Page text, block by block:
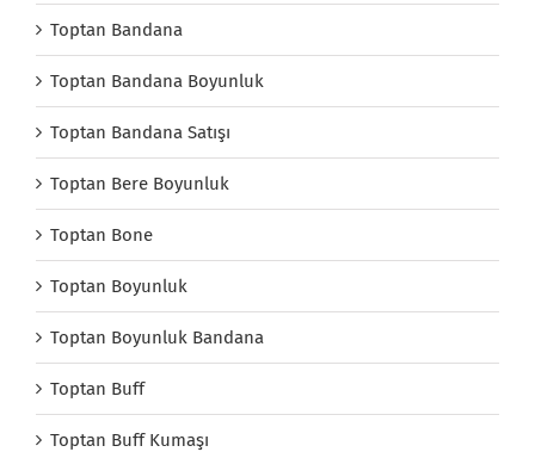
Toptan Bandana
Toptan Bandana Boyunluk
Toptan Bandana Satışı
Toptan Bere Boyunluk
Toptan Bone
Toptan Boyunluk
Toptan Boyunluk Bandana
Toptan Buff
Toptan Buff Kumaşı